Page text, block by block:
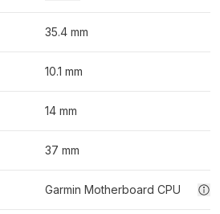
35.4 mm
10.1 mm
14 mm
37 mm
Garmin Motherboard CPU